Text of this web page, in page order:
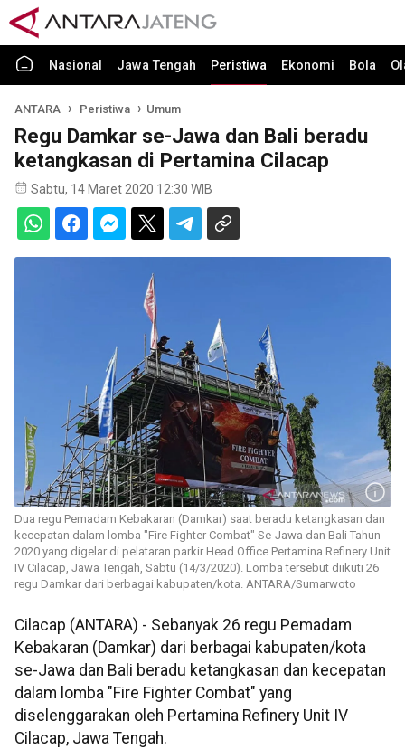
Nasional Jawa Tengah Peristiwa Ekonomi Bola
ANTARA Peristiwa Umum
Regu Damkar se-Jawa dan Bali beradu
ketangkasan di Pertamina Cilacap
Sabtu, 14 Maret 2020 12:30 WIB
Dua regu Pemadam Kebakaran (Damkar) saat beradu ketangkasan dan
kecepatan dalam lomba "Fire Fighter Combat" Se-Jawa dan Bali Tahun
2020 yang digelar di pelataran parkir Head Office Pertamina Refinery Unit
IV Cilacap, Jawa Tengah, Sabtu (14/3/2020). Lomba tersebut diikuti 26
regu Damkar dari berbagai kabupaten/kota. ANTARA/Sumarwoto
Cilacap (ANTARA) - Sebanyak 26 regu Pemadam
Kebakaran (Damkar) dari berbagai kabupaten/kota
se-Jawa dan Bali beradu ketangkasan dan kecepatan
dalam lomba "Fire Fighter Combat" yang
diselenggarakan oleh Pertamina Refinery Unit IV
Cilacap, Jawa Tengah.